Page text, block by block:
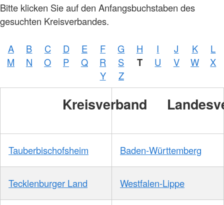
Bitte klicken Sie auf den Anfangsbuchstaben des
gesuchten Kreisverbandes.
A B C D E F G H I J K
L
M
N O P Q R S T U V W
X
Y
Z
Kreisverband
Tauberbischofsheim Baden-Württemberg
Tecklenburger Land Westfalen-Lippe